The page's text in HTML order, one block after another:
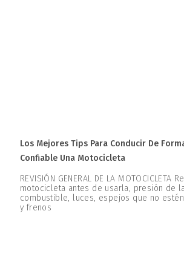
Los Mejores Tips Para Conducir De
Confiable Una Motocicleta
REVISIÓN GENERAL DE LA MOTOCICLETA
motocicleta antes de usarla, presión de
combustible, luces, espejos que no
y frenos